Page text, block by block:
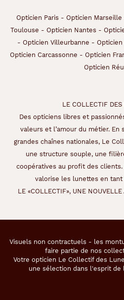
Opticien Paris - Opticien Marseille
Toulouse - Opticien Nantes -
- Opticien Villeurbanne - Opticien
Opticien Carcassonne - Opticien
Opticien
LE COLLECTIF DES
Des opticiens libres et
valeurs et l’amour du métier. En
grandes chaînes nationales, Le
une structure souple, une
coopératives au profit des
valorise les lunettes en tant
LE «COLLECTIF», UNE NOUVELLE
Visuels non contractuels - les
faire partie de nos
Votre opticien Le Collectif des
une sélection dans l'esprit de